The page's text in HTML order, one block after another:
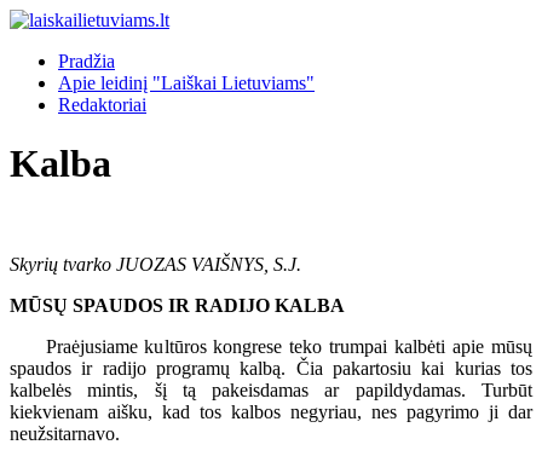
Pradžia
Apie leidinį "Laiškai Lietuviams"
Redaktoriai
Kalba
Skyrių tvarko JUOZAS VAIŠNYS, S.J.
MŪSŲ SPAUDOS IR RADIJO KALBA
Praėjusiame kultūros kongrese teko trumpai kalbėti apie mūsų
spaudos ir radijo programų kalbą. Čia pakartosiu kai kurias tos
kalbelės mintis, šį tą pakeisdamas ar papildydamas. Turbūt
kiekvienam aišku, kad tos kalbos negyriau, nes pagyrimo ji dar
neužsitarnavo.